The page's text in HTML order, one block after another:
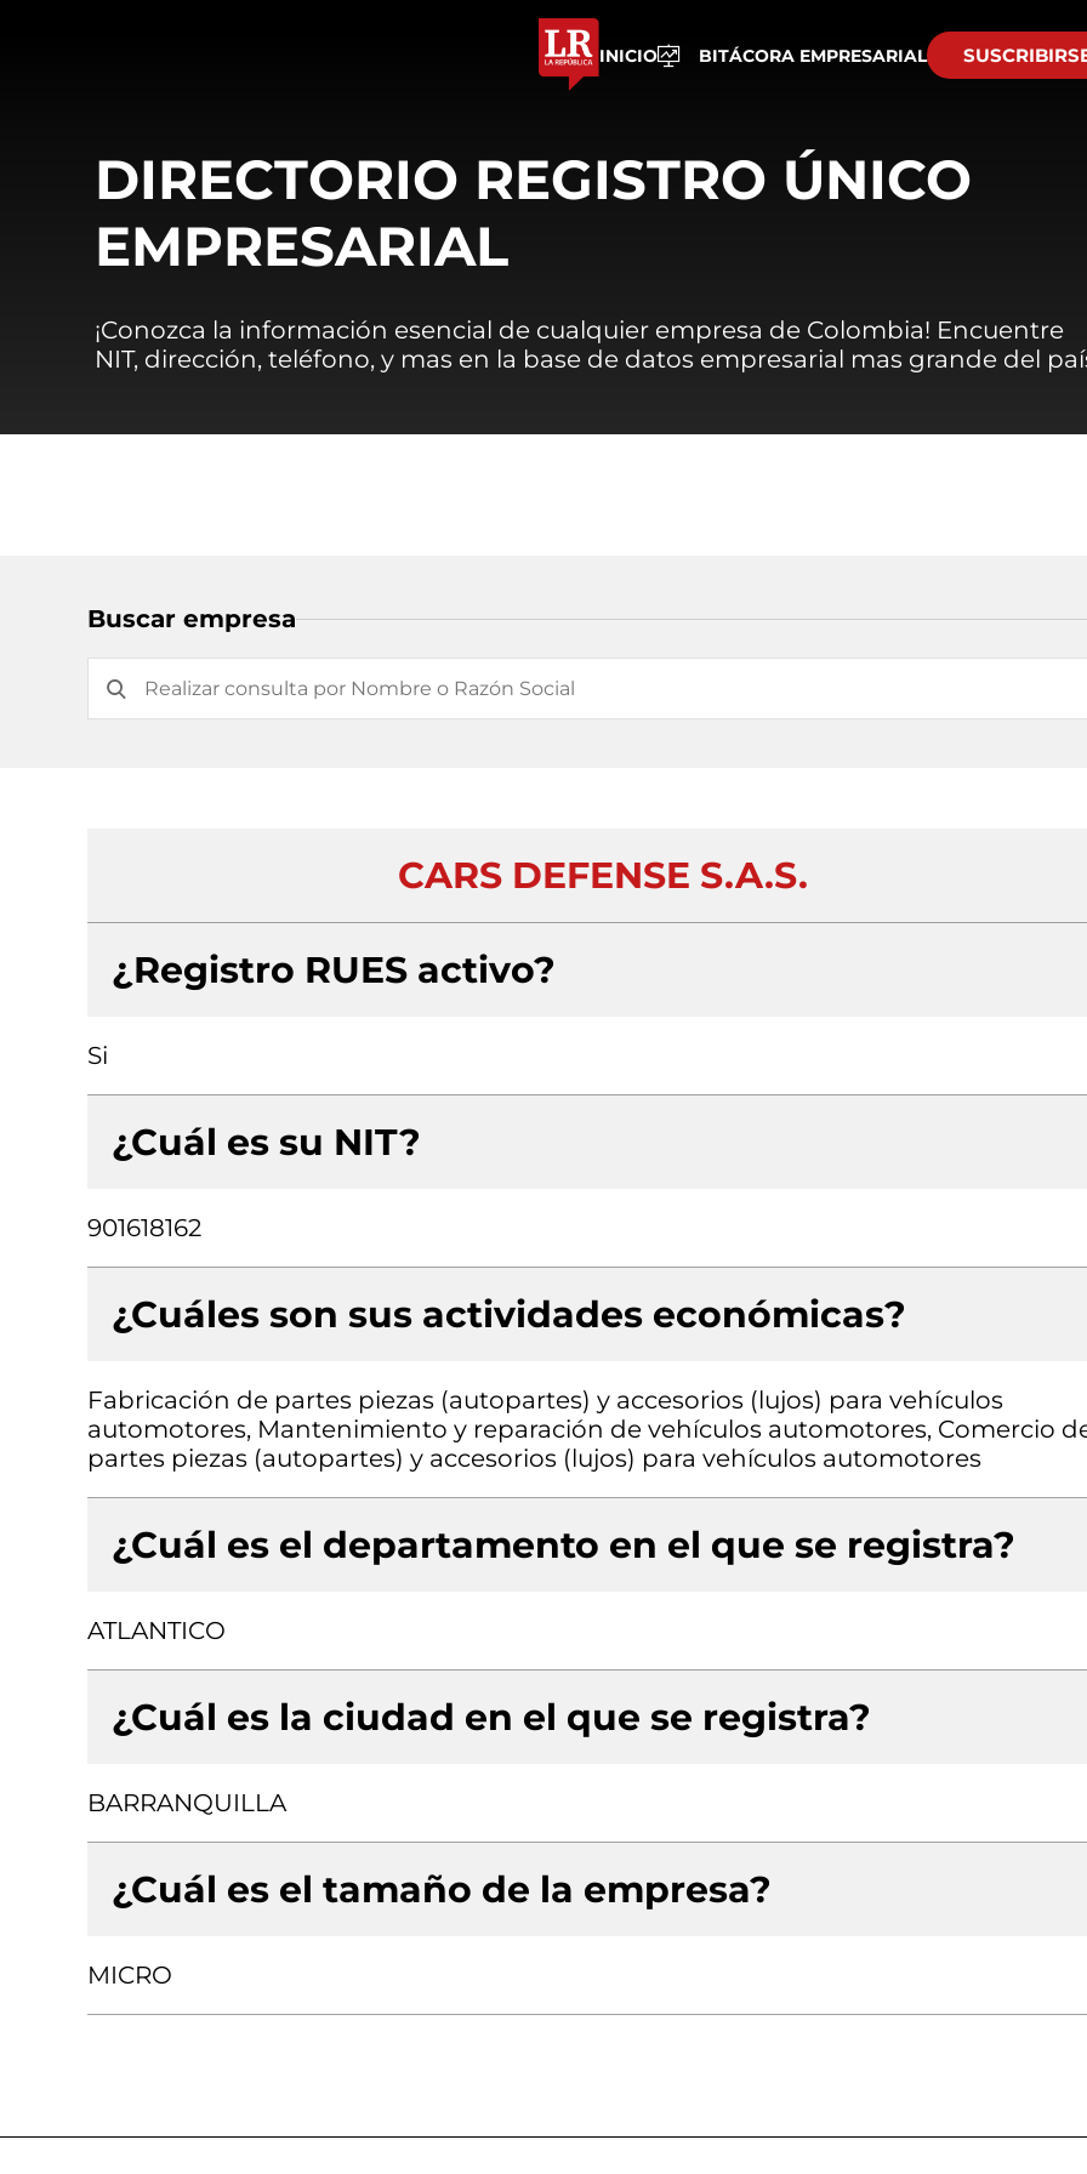
INICIO BITÁCORA EMPRESARIAL
DIRECTORIO REGISTRO ÚNICO
EMPRESARIAL
¡Conozca la información esencial de cualquier empresa de Colombia! Encuentre
NIT, dirección, teléfono, y mas en la base de datos empresarial mas grande del
Buscar empresa
CARS DEFENSE S.A.S.
¿Registro RUES activo?
Si
¿Cuál es su NIT?
901618162
¿Cuáles son sus actividades económicas?
Fabricación de partes piezas (autopartes) y accesorios (lujos) para vehículos
automotores, Mantenimiento y reparación de vehículos automotores, Comercio
partes piezas (autopartes) y accesorios (lujos) para vehículos automotores
¿Cuál es el departamento en el que se registra?
ATLANTICO
¿Cuál es la ciudad en el que se registra?
BARRANQUILLA
¿Cuál es el tamaño de la empresa?
MICRO